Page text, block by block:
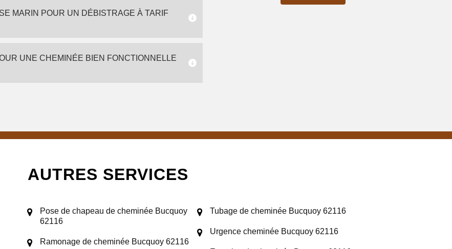
MARIN POUR UN DÉBISTRAGE À TARIF
UNE CHEMINÉE BIEN FONCTIONNELLE
AUTRES SERVICES
Pose de chapeau de cheminée Bucquoy
62116
Ramonage de cheminée Bucquoy 62116
Tubage de cheminée Bucquoy 62116
Urgence cheminée Bucquoy 62116